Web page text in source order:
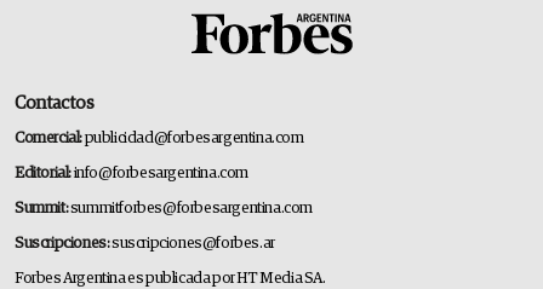
Contactos
Comercial:publicidad@forbesargentina.com
Editorial:info@forbesargentina.com
Summit:summitforbes@forbesargentina.com
Suscripciones:suscripciones@forbes.ar
Forbes Argentina es publicada por HT Media SA.